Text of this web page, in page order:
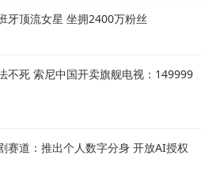
牙顶流女星 坐拥2400万粉丝
不死 索尼中国开卖旗舰电视：149999
赛道：推出个人数字分身 开放AI授权